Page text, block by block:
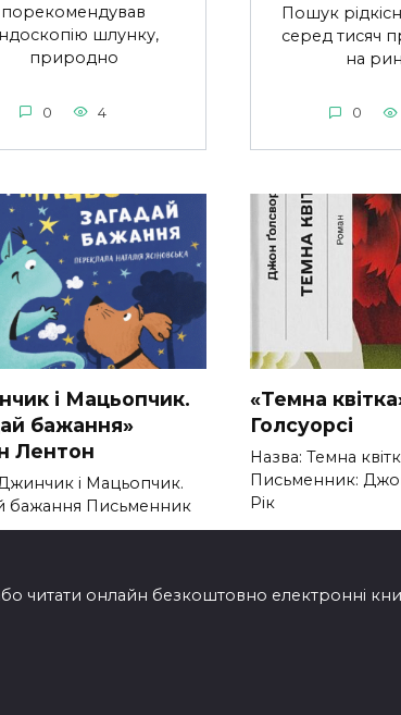
порекомендував
шлунку,
природно
0 4
Пошук
серед тисяч
на
0
і Мацьопчик.
бажання»
Лентон
і Мацьопчик.
бажання Письменник
«Темна
Голсуорсі
Назва: Темна
Письменник:
Рік
читати онлайн безкоштовно електронні